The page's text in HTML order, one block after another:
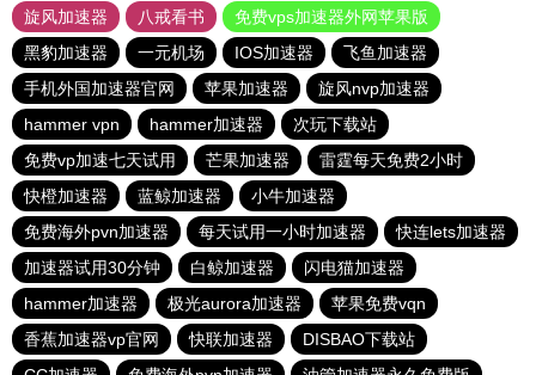
旋风加速器
八戒看书
免费vps加速器外网苹果版
黑豹加速器
一元机场 IOS加速器
飞鱼加速器
手机外国加速器官网
苹果加速器
旋风nvp加速器
hammer vpn
hammer加速器
次玩下载站
免费vp加速七天试用
芒果加速器
雷霆每天免费2小时
快橙加速器
蓝鲸加速器
小牛加速器
免费海外pvn加速器
每天试用一小时加速器
快连lets加速器
加速器试用30分钟
白鲸加速器
闪电猫加速器
hammer加速器
极光aurora加速器
苹果免费vqn
香蕉加速器vp官网
快联加速器
DISBAO下载站